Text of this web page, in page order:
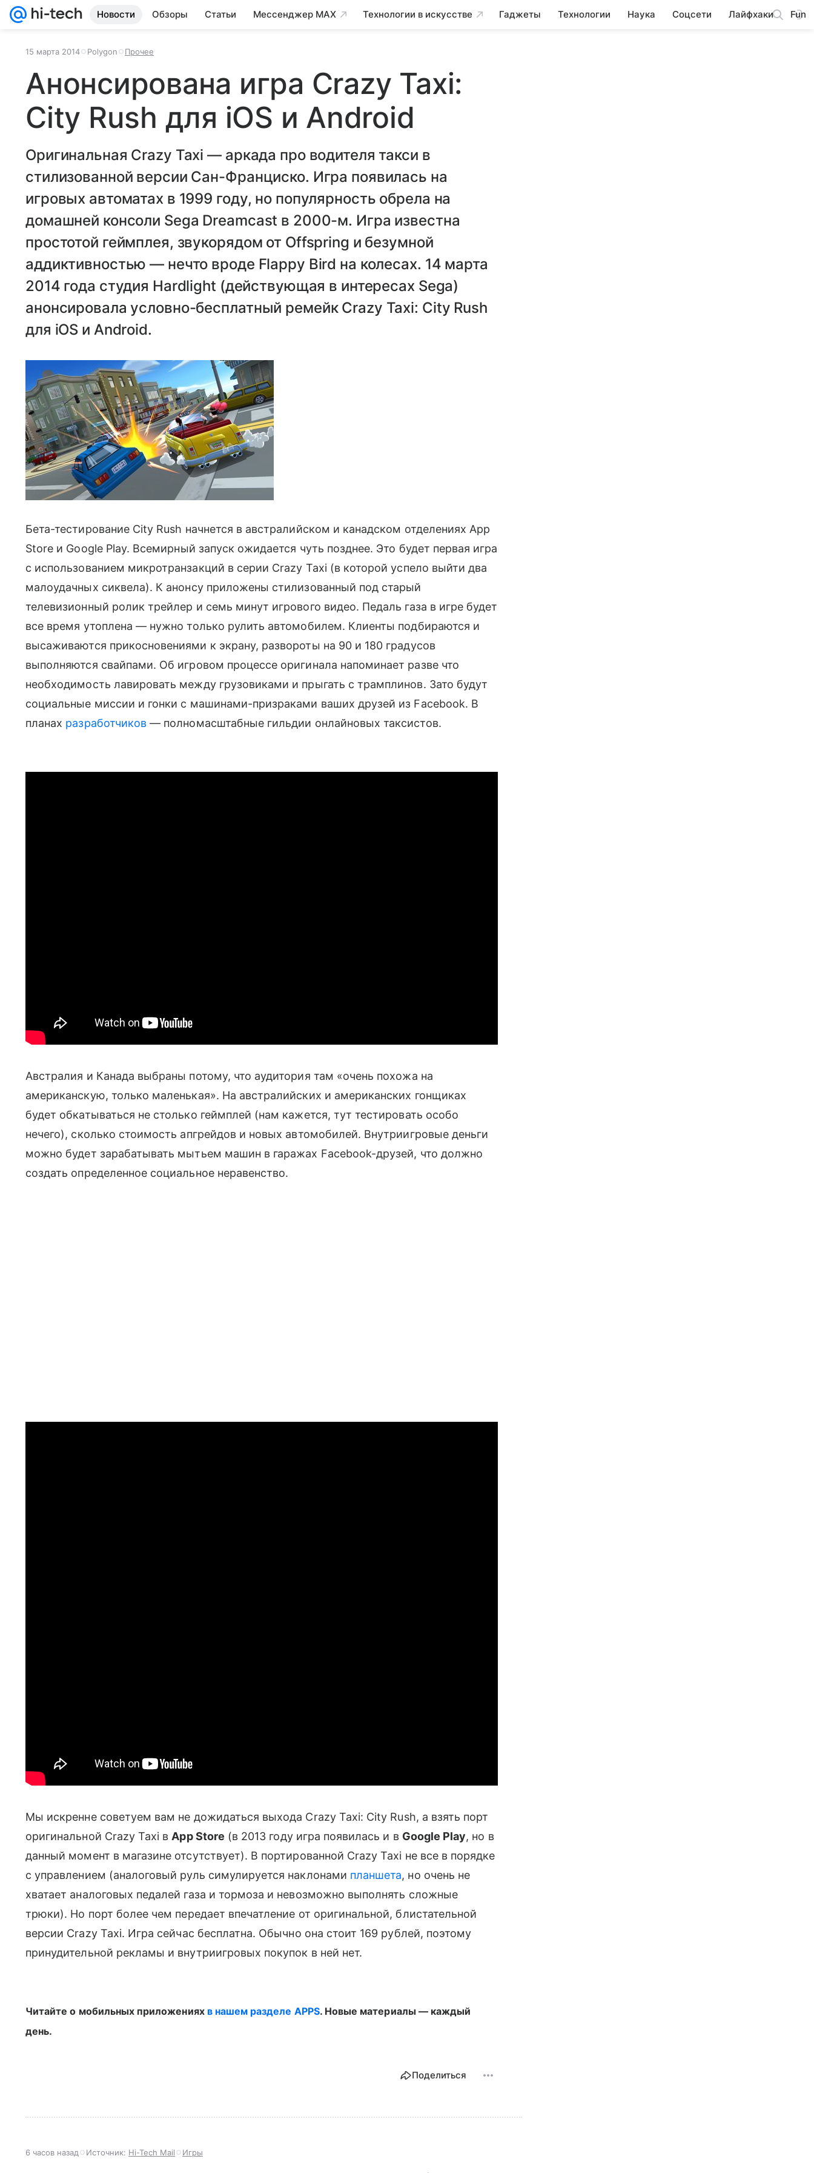
Новости Обзоры Статьи Мессенджер MAX Технологии в искусстве Гаджеты Технологии Наука Соцсети Лайфхаки Fun
15 марта 2014 Polygon Прочее
Анонсирована игра Crazy Taxi:
City Rush для iOS и Android
Оригинальная Crazy Taxi — аркада про водителя такси в
стилизованной версии Сан-Франциско. Игра появилась на
игровых автоматах в 1999 году, но популярность обрела на
домашней консоли Sega Dreamcast в 2000-м. Игра известна
простотой геймплея, звукорядом от Offspring и безумной
аддиктивностью — нечто вроде Flappy Bird на колесах. 14 марта
2014 года студия Hardlight (действующая в интересах Sega)
анонсировала условно-бесплатный ремейк Crazy Taxi: City Rush
для iOS и Android.
Бета-тестирование City Rush начнется в австралийском и канадском отделениях App
Store и Google Play. Всемирный запуск ожидается чуть позднее. Это будет первая игра
с использованием микротранзакций в серии Crazy Taxi (в которой успело выйти два
малоудачных сиквела). К анонсу приложены стилизованный под старый
телевизионный ролик трейлер и семь минут игрового видео. Педаль газа в игре будет
все время утоплена — нужно только рулить автомобилем. Клиенты подбираются и
высаживаются прикосновениями к экрану, развороты на 90 и 180 градусов
выполняются свайпами. Об игровом процессе оригинала напоминает разве что
необходимость лавировать между грузовиками и прыгать с трамплинов. Зато будут
социальные миссии и гонки с машинами-призраками ваших друзей из Facebook. В
планах разработчиков — полномасштабные гильдии онлайновых таксистов.
Австралия и Канада выбраны потому, что аудитория там «очень похожа на
американскую, только маленькая». На австралийских и американских гонщиках
будет обкатываться не столько геймплей (нам кажется, тут тестировать особо
нечего), сколько стоимость апгрейдов и новых автомобилей. Внутриигровые деньги
можно будет зарабатывать мытьем машин в гаражах Facebook-друзей, что должно
создать определенное социальное неравенство.
Мы искренне советуем вам не дожидаться выхода Crazy Taxi: City Rush, а взять порт
оригинальной Crazy Taxi в App Store (в 2013 году игра появилась и в Google Play, но в
данный момент в магазине отсутствует). В портированной Crazy Taxi не все в порядке
с управлением (аналоговый руль симулируется наклонами планшета, но очень не
хватает аналоговых педалей газа и тормоза и невозможно выполнять сложные
трюки). Но порт более чем передает впечатление от оригинальной, блистательной
версии Crazy Taxi. Игра сейчас бесплатна. Обычно она стоит 169 рублей, поэтому
принудительной рекламы и внутриигровых покупок в ней нет.
Читайте о мобильных приложениях в нашем разделе APPS. Новые материалы — каждый
день.
Поделиться
6 часов назад Источник: Hi-Tech Mail Игры